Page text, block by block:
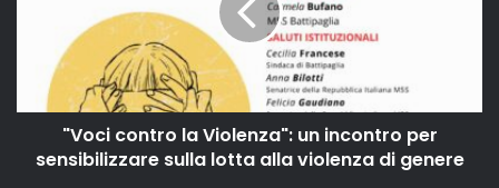
"Voci contro la Violenza": un incontro per
sensibilizzare sulla lotta alla violenza di genere